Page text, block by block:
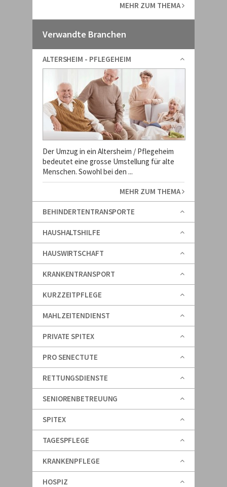
MEHR ZUM THEMA
Verwandte Branchen
ALTERSHEIM - PFLEGEHEIM
Der Umzug in ein Altersheim / Pflegeheim
bedeutet eine grosse Umstellung für alte
Menschen. Sowohl bei den ...
MEHR ZUM THEMA
BEHINDERTENTRANSPORTE
HAUSHALTSHILFE
HAUSWIRTSCHAFT
KRANKENTRANSPORT
KURZZEITPFLEGE
MAHLZEITENDIENST
PRIVATE SPITEX
PRO SENECTUTE
RETTUNGSDIENSTE
SENIORENBETREUUNG
SPITEX
TAGESPFLEGE
KRANKENPFLEGE
HOSPIZ